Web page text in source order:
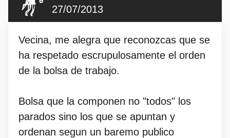
27/07/2013
Vecina, me alegra que reconozcas que se
ha respetado escrupulosamente el orden
de la bolsa de trabajo.
Bolsa que la componen no "todos" los
parados sino los que se apuntan y
ordenan segun un baremo publico